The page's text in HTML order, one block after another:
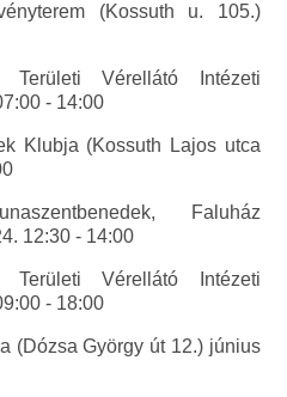
(Kossuth u. 105.)
Területi Vérellátó Intézeti
- 14:00
Klubja (Kossuth Lajos utca
Faluház
12:30 - 14:00
Területi Vérellátó Intézeti
- 18:00
(Dózsa György út 12.) június